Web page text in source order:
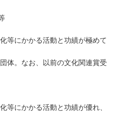
等にかかる活動と功績が極めて
なお、以前の文化関連賞受
にかかる活動と功績が優れ、